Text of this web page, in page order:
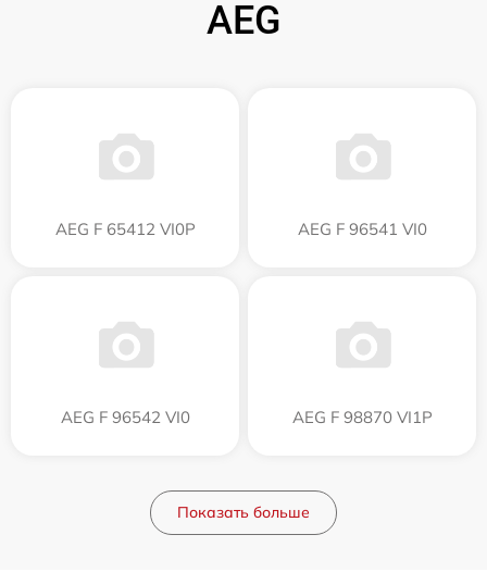
AEG
AEG F 65412 VI0P AEG F 96541 VI0
AEG F 96542 VI0 AEG F 98870 VI1P
Показать больше